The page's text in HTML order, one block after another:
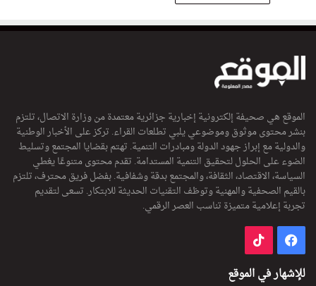
الموقع هي صحيفة إلكترونية إخبارية جزائرية معتمدة من وزارة الاتصال، تلتزم
بنشر محتوى موثوق وموضوعي يلبي تطلعات القراء. تركز على الأخبار الوطنية
والدولية مع إبراز جهود الدولة ومبادرات التنمية. تهتم بقضايا المجتمع وتسليط
الضوء على الحلول لتحقيق التنمية المستدامة. تقدم محتوى متنوعًا يغطي
السياسة، الاقتصاد، الثقافة، والمجتمع بدقة وشفافية. بفضل فريق محترف، تلتزم
بالقيم الصحفية والمهنية وتوظف التقنيات الحديثة للابتكار. تسعى لتقديم
تجربة إعلامية متميزة تناسب العصر الرقمي.
فيسبوك
للإشهار في الموقع